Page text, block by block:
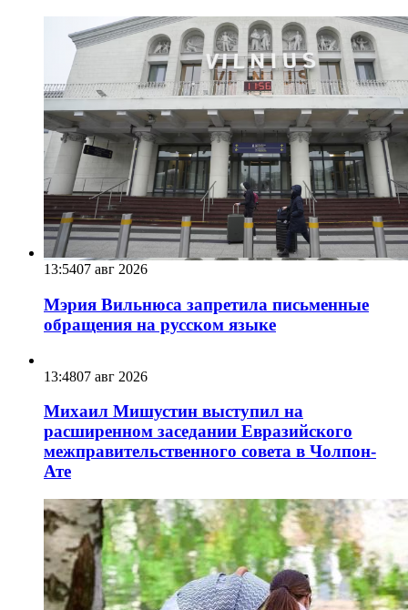
13:5407 авг 2026
Мэрия Вильнюса запретила письменные
обращения на русском языке
13:4807 авг 2026
Михаил Мишустин выступил на
расширенном заседании Евразийского
межправительственного совета в Чолпон-
Ате